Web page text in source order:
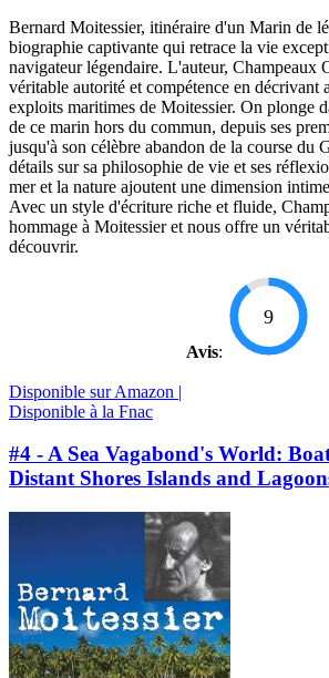
Bernard Moitessier, itinéraire d'un Marin de
biographie captivante qui retrace la vie
navigateur légendaire. L'auteur, Champeaux
véritable autorité et compétence en décrivant
exploits maritimes de Moitessier. On plonge
de ce marin hors du commun, depuis ses
jusqu'à son célèbre abandon de la course du
détails sur sa philosophie de vie et ses
mer et la nature ajoutent une dimension
Avec un style d'écriture riche et fluide,
hommage à Moitessier et nous offre un
découvrir.
Avis:
9
Disponible sur Amazon |
Disponible à la Fnac
#4 - A Sea Vagabond's World:
Distant Shores Islands and